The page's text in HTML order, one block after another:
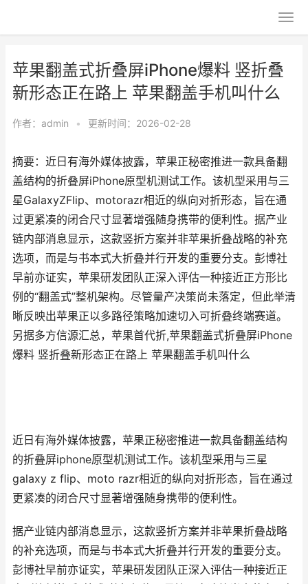
苹果翻盖式折叠屏iPhone爆料 竖折叠
新形态正在路上 苹果翻盖手机叫什么
作者： admin • 更新时间：2026-02-28
摘要：近日有海外媒体披露，苹果正秘密推进一款具备翻
盖结构的折叠屏iPhone原型机测试工作。该机型采用与三
星GalaxyZFlip、motorazr相近的纵向对折形态，旨在通
过更紧凑的闭合尺寸显著增强随身携带的便利性。据产业
链内部消息显示，这款竖折方案并非苹果折叠战略的补充
选项，而是与书本式大折叠并行开发的重要分支。彭博社
早前亦证实，苹果研发团队正深入评估一种接近正方形比
例的“翻盖式”整机架构。尽管量产决策尚未落定，但此举清
晰反映出苹果正以多路径策略加速切入可折叠终端赛道。
另据多方信源汇总，苹果首代折,苹果翻盖式折叠屏iPhone
爆料 竖折叠新形态正在路上 苹果翻盖手机叫什么
近日有海外媒体披露，苹果正秘密推进一款具备翻盖结构
的折叠屏iphone原型机测试工作。该机型采用与三星
galaxy z flip、moto razr相近的纵向对折形态，旨在通过
更紧凑的闭合尺寸显著增强随身携带的便利性。
据产业链内部消息显示，这款竖折方案并非苹果折叠战略
的补充选项，而是与书本式大折叠并行开发的重要分支。
彭博社早前亦证实，苹果研发团队正深入评估一种接近正